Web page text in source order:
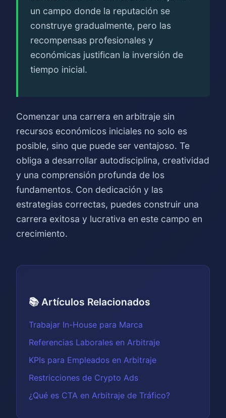
un campo donde la reputación se
construye gradualmente, pero las
recompensas profesionales y
económicas justifican la inversión de
tiempo inicial.
Comenzar una carrera en arbitraje sin
recursos económicos iniciales no solo es
posible, sino que puede ser ventajoso. Te
obliga a desarrollar autodisciplina, creatividad
y una comprensión profunda de los
fundamentos. Con dedicación y las
estrategias correctas, puedes construir una
carrera exitosa y lucrativa en este campo en
crecimiento.
📚 Artículos Relacionados
Trabajar In-House para Marca
Referencias Laborales en Arbitraje
KPIs para Empleados en Arbitraje
Restricciones de Crypto Ads
¿Qué es CTA en Arbitraje de Tráfico?